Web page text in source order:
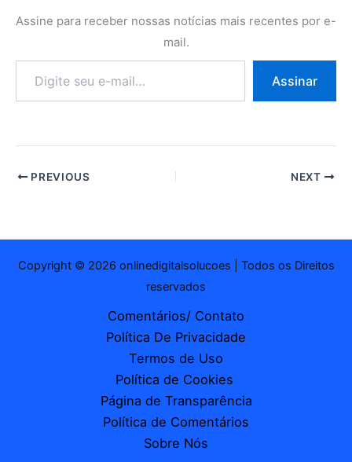
Assine para receber nossas notícias mais recentes por e-
mail.
e-
Assinar
PREVIOUS NEXT
Copyright © 2026 onlinedigitalsolucoes | Todos os Direitos
reservados
Comentários/ Contato
Política De Privacidade
Termos de Uso
Política de Cookies
Página de Transparência
Política de Comentários
Sobre Nós